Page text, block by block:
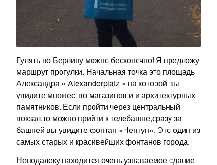
Гулять по Берлину можно бесконечно! Я предложу
маршрут прогулки. Начальная точка это площадь
Александра « Alexanderplatz » на которой вы
увидите множество магазинов и и архитектурных
памятников. Если пройти через центральный
вокзал,то можно прийти к телебашне,сразу за
башней вы увидите фонтан «Нептун». Это один из
самых старых и красивейших фонтанов города.
Неподалеку находится очень узнаваемое сдание